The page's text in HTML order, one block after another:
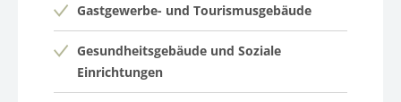
Gastgewerbe- und Tourismusgebäude
Gesundheitsgebäude und Soziale
Einrichtungen